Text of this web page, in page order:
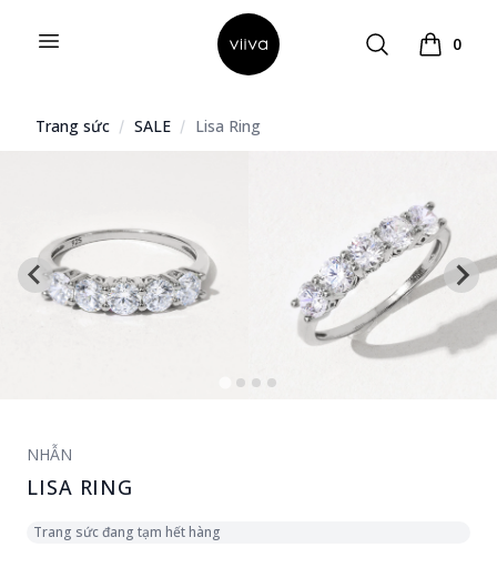
Open menu
Hello Viiva
Search 0
Xem giỏ
Trang sức SALE Lisa Ring
NHẪN
LISA RING
Trang sức đang tạm hết hàng